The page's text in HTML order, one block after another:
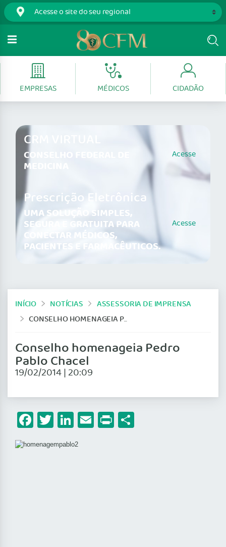
EMPRESAS MÉDICOS CIDADÃO
CRM VIRTUAL
CONSELHO FEDERAL DE
MEDICINA
Acesse
Prescrição Eletrônica
UMA SOLUÇÃO SIMPLES,
SEGURA E GRATUITA PARA
CONECTAR MÉDICOS,
PACIENTES E FARMACÊUTICOS.
Acesse
INÍCIO NOTÍCIAS
ASSESSORIA DE IMPRENSA
CONSELHO HOMENAGEIA PEDRO PABLO CHACEL
Conselho homenageia Pedro
Pablo Chacel
19/02/2014 | 20:09
Facebook
Twitter
LinkedIn
Email
Print